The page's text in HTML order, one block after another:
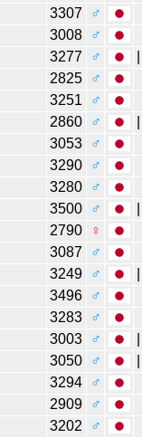
3307
♂
3008
♂
3277 ♂
2825
♂
3251
♂
2860 ♂
3053
♂
3290
♂
3280
♂
3500 ♂
2790
♀
3087
♂
3249 ♂
3496
♂
3283
♂
3003 ♂
3050 ♂
3294
♂
2909
♂
3202
♂